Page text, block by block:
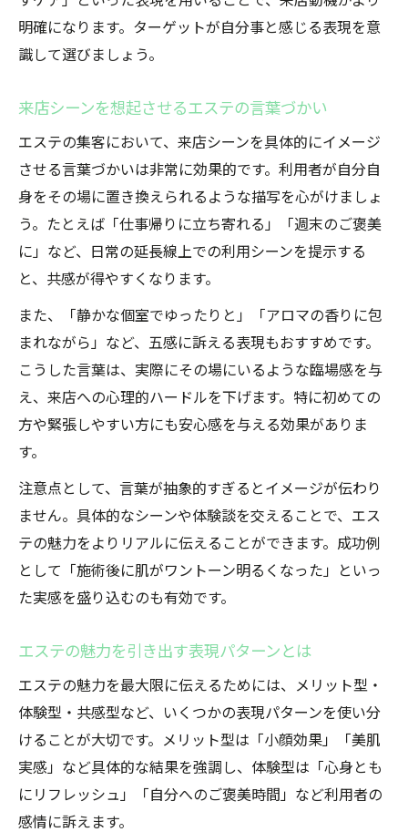
明確になります。ターゲットが自分事と感じる表現を意
識して選びましょう。
来店シーンを想起させるエステの言葉づかい
エステの集客において、来店シーンを具体的にイメージ
させる言葉づかいは非常に効果的です。利用者が自分自
身をその場に置き換えられるような描写を心がけましょ
う。たとえば「仕事帰りに立ち寄れる」「週末のご褒美
に」など、日常の延長線上での利用シーンを提示する
と、共感が得やすくなります。
また、「静かな個室でゆったりと」「アロマの香りに包
まれながら」など、五感に訴える表現もおすすめです。
こうした言葉は、実際にその場にいるような臨場感を与
え、来店への心理的ハードルを下げます。特に初めての
方や緊張しやすい方にも安心感を与える効果がありま
す。
注意点として、言葉が抽象的すぎるとイメージが伝わり
ません。具体的なシーンや体験談を交えることで、エス
テの魅力をよりリアルに伝えることができます。成功例
として「施術後に肌がワントーン明るくなった」といっ
た実感を盛り込むのも有効です。
エステの魅力を引き出す表現パターンとは
エステの魅力を最大限に伝えるためには、メリット型・
体験型・共感型など、いくつかの表現パターンを使い分
けることが大切です。メリット型は「小顔効果」「美肌
実感」など具体的な結果を強調し、体験型は「心身とも
にリフレッシュ」「自分へのご褒美時間」など利用者の
感情に訴えます。